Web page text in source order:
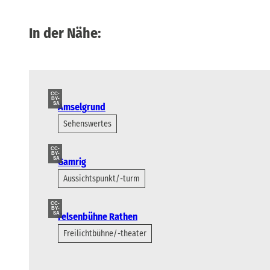
In der Nähe:
CC-
BY-
SAAmselgrund
Sehenswertes
CC-
BY-
SAGamrig
Aussichtspunkt/-turm
CC-
BY-
SAFelsenbühne Rathen
Freilichtbühne/-theater